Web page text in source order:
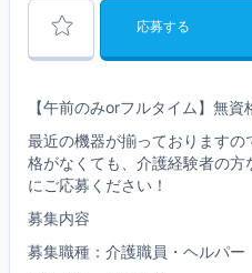
応募する
【午前のみorフルタイム】無
最近の機器が揃っております
格がなくても、介護経験者の
にご応募ください！
募集内容
募集職種：介護職員・ヘルパー